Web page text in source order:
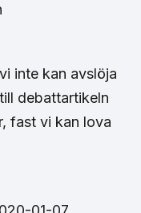
inte kan avslöja
debattartikeln
fast vi kan lova